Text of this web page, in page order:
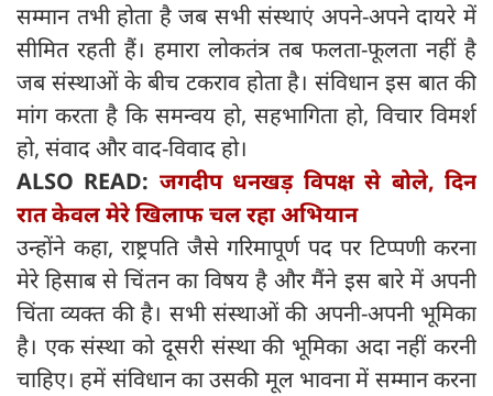
सम्मान तभी होता है जब सभी संस्थाएं अपने-अपने दायरे में
सीमित रहती हैं। हमारा लोकतंत्र तब फलता-फूलता नहीं है
जब संस्थाओं के बीच टकराव होता है। संविधान इस बात की
मांग करता है कि समन्वय हो, सहभागिता हो, विचार विमर्श
हो, संवाद और वाद-विवाद हो।
ALSO READ: जगदीप धनखड़ विपक्ष से बोले, दिन
रात केवल मेरे खिलाफ चल रहा अभियान
उन्होंने कहा, राष्ट्रपति जैसे गरिमापूर्ण पद पर टिप्पणी करना
मेरे हिसाब से चिंतन का विषय है और मैंने इस बारे में अपनी
चिंता व्यक्त की है। सभी संस्थाओं की अपनी-अपनी भूमिका
है। एक संस्था को दूसरी संस्था की भूमिका अदा नहीं करनी
चाहिए। हमें संविधान का उसकी मूल भावना में सम्मान करना